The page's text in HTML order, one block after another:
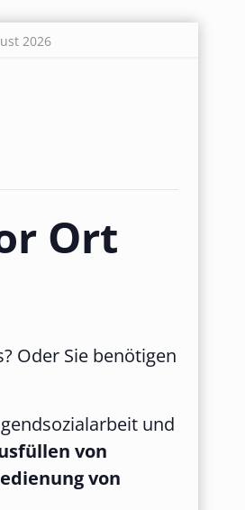
2026
Ort
Oder Sie benötigen
und
von
von